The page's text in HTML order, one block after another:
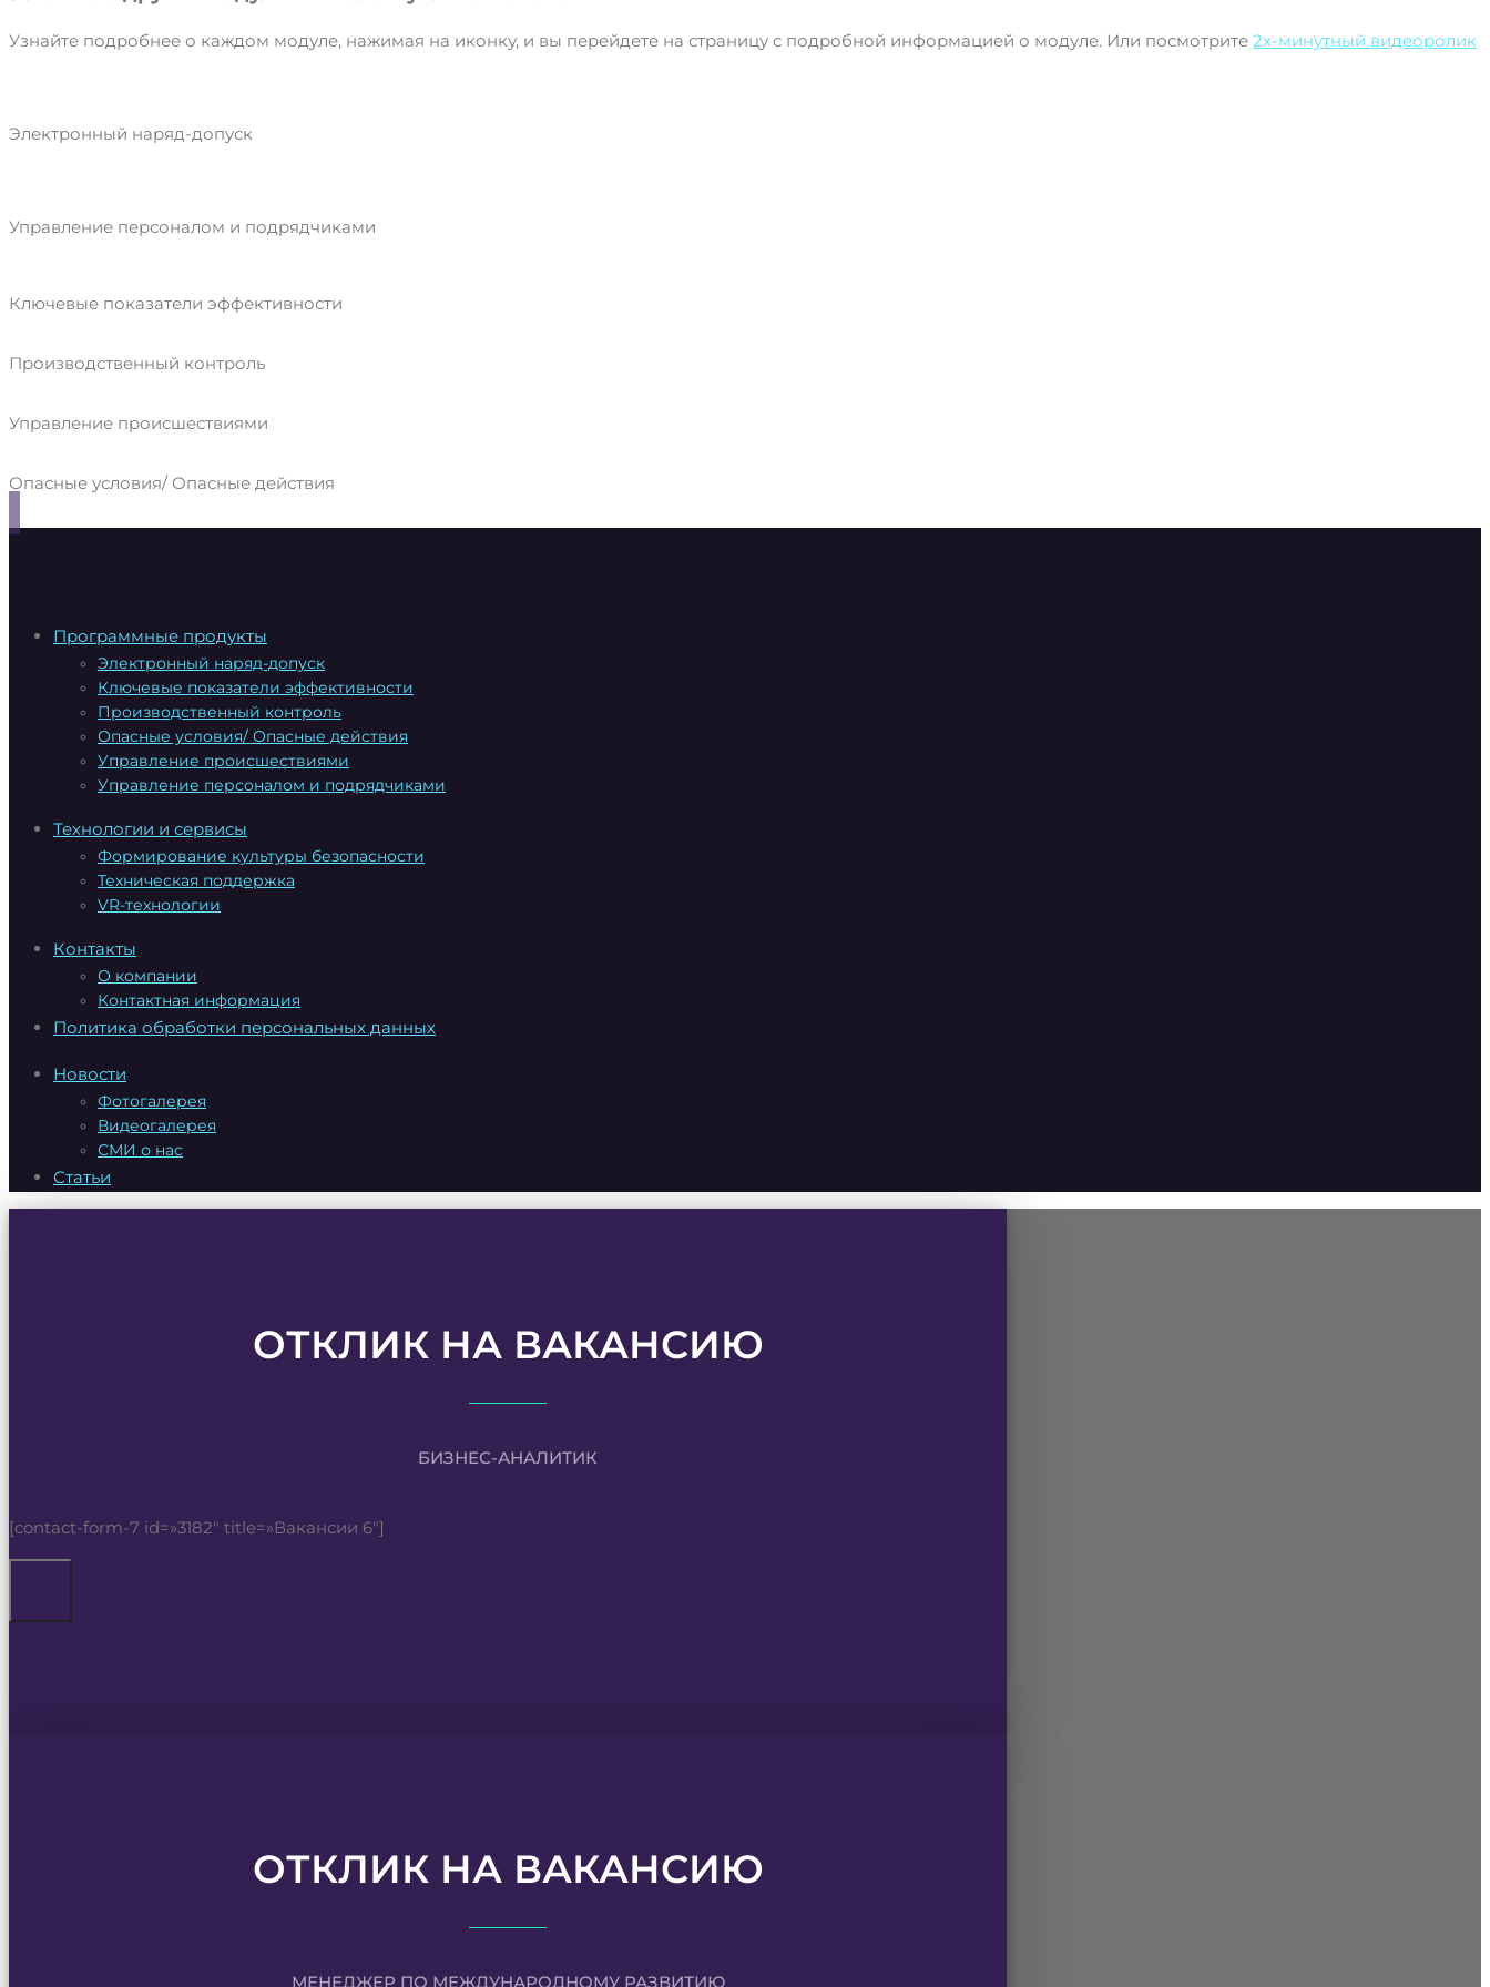
Узнайте подробнее о каждом модуле, нажимая на иконку, и вы перейдете на страницу с подробной информацией о модуле. Или посмотрите 2х-минутный видеоролик
Электронный наряд-допуск
Управление персоналом и подрядчиками
Ключевые показатели эффективности
Производственный контроль
Управление происшествиями
Опасные условия/ Опасные действия
Программные продукты
Электронный наряд-допуск
Ключевые показатели эффективности
Производственный контроль
Опасные условия/ Опасные действия
Управление происшествиями
Управление персоналом и подрядчиками
Технологии и сервисы
Формирование культуры безопасности
Техническая поддержка
VR-технологии
Контакты
О компании
Контактная информация
Политика обработки персональных данных
Новости
Фотогалерея
Видеогалерея
СМИ о нас
Статьи
ОТКЛИК НА ВАКАНСИЮ
БИЗНЕС-АНАЛИТИК
[contact-form-7 id=»3182″ title=»Вакансии 6″]
ОТКЛИК НА ВАКАНСИЮ
МЕНЕДЖЕР ПО МЕЖДУНАРОДНОМУ РАЗВИТИЮ